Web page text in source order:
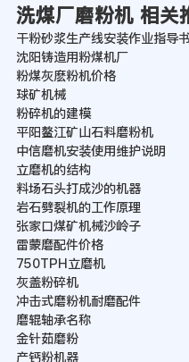
洗煤厂磨粉机 相关
干粉砂浆生产线安装作业指导书
沈阳铸造用粉煤机厂
粉煤灰麽粉机价格
球矿机械
粉碎机的建模
平阳鳌江矿山石料磨粉机
中信磨机安装使用维护说明
立磨机的结构
料场石头打成沙的机器
岩石劈裂机的工作原理
张家口煤矿机械沙岭子
雷蒙磨配件价格
750TPH立磨机
灰盖粉碎机
冲击式磨粉机耐磨配件
磨辊轴承名称
金针茹磨粉
产钙粉机器